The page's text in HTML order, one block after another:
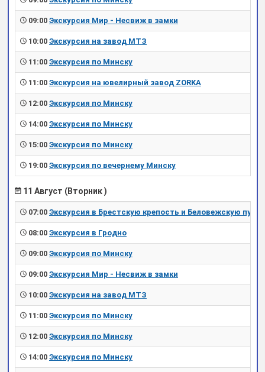
09:00 Экскурсия Мир - Несвиж в замки
10:00 Экскурсия на завод МТЗ
11:00 Экскурсия по Минску
11:00 Экскурсия на ювелирный завод ZORKA
12:00 Экскурсия по Минску
14:00 Экскурсия по Минску
15:00 Экскурсия по Минску
19:00 Экскурсия по вечернему Минску
11 Август (Вторник )
07:00 Экскурсия в Брестскую крепость и Беловежскую пущу
08:00 Экскурсия в Гродно
09:00 Экскурсия по Минску
09:00 Экскурсия Мир - Несвиж в замки
10:00 Экскурсия на завод МТЗ
11:00 Экскурсия по Минску
12:00 Экскурсия по Минску
14:00 Экскурсия по Минску